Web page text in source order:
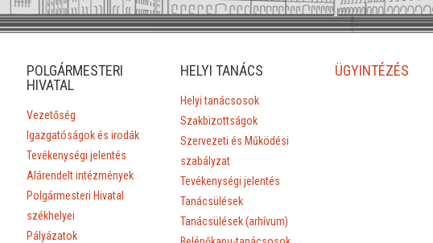
POLGÁRMESTERI
HIVATAL
Vezetőség
Igazgatóságok és irodák
Tevékenységi jelentés
Alárendelt intézmények
Polgármesteri Hivatal
székhelyei
Pályázatok
HELYI TANÁCS
Helyi tanácsosok
Szakbizottságok
Szervezeti és Működési
szabályzat
Tevékenységi jelentés
Tanácsülések
Tanácsülések (arhívum)
ÜGYINTÉZÉS